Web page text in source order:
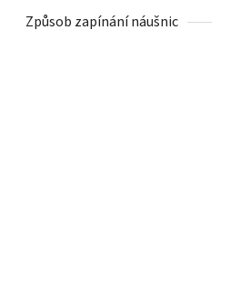
Způsob zapínání náušnic